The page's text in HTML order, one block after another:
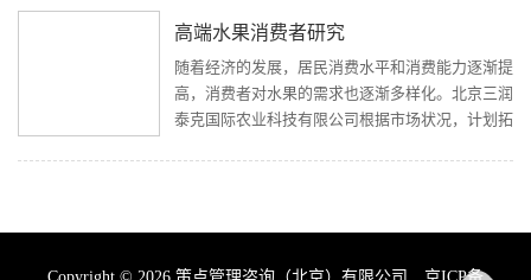
膀大，善于飞行，食物是谷类植物的种子。鸽子和
第一幅鸽子图像，来自于公元前3000年的美索不
达米亚，也就是现在的伊拉克。
高端水果消费者研究
随着经济的发展，居民消费水平和消费能力逐渐提
高，消费者对水果的需求也逐渐多样化。北京三润
泰克国际农业科技有限公司根据市场状况，计划拓
进行一对一深度访谈。了解高净值家庭成员的消费